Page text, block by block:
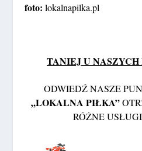
foto:lokalnapilka.pl
TANIEJ U
ODWIEDŹ NASZE
„LOKALNA PIŁKA”
RÓŻNE